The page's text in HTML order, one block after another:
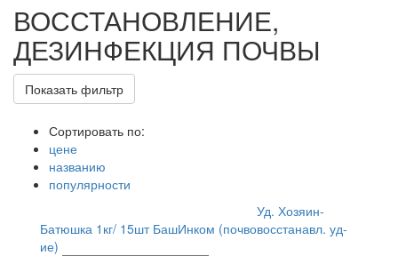
ВОССТАНОВЛЕНИЕ,
ДЕЗИНФЕКЦИЯ ПОЧВЫ
Показать фильтр
Сортировать по:
цене
названию
популярности
Уд. Хозяин-
Батюшка 1кг/ 15шт БашИнком (почвовосстанавл. уд-
ие)